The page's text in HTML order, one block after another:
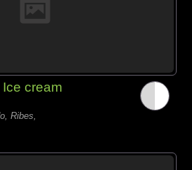
cream
Ribes,